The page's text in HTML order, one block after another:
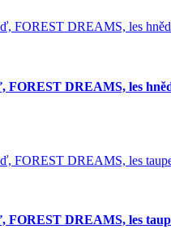
FOREST DREAMS, les
FOREST DREAMS, les